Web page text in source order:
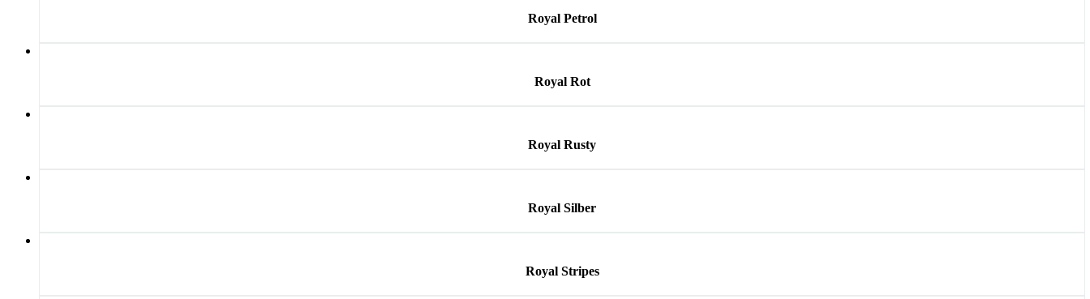
Royal Petrol
Royal Rot
Royal Rusty
Royal Silber
Royal Stripes